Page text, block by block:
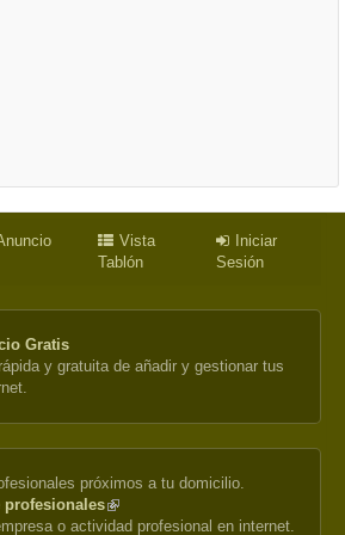
Vista
Tablón
Iniciar
Sesión
Gratis
y gratuita de añadir y gestionar tus
próximos a tu domicilio.
profesionales(link
is
o actividad profesional en internet.